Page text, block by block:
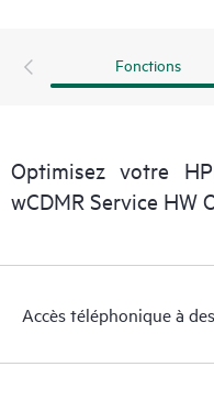
les différents produits
d’effectuer certaines
support, tout en
connaissances dûment
opérationnelle et
Fonctions
Optimisez votre
wCDMR Service HW
Accès téléphonique à